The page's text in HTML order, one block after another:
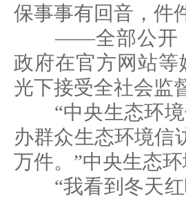
保事事有回音，件
——全部公开，
政府在官方网站
光下接受全社会监
“中央生态环境
办群众生态环境信
万件。”中央生态
“我看到冬天红